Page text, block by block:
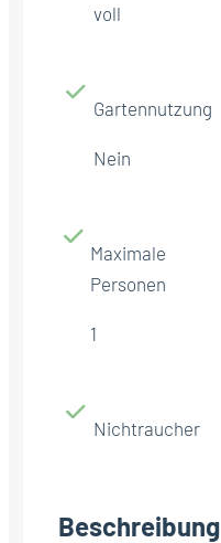
voll
Gartennutzung
Nein
Maximale
Personen
1
Nichtraucher
Beschreibung